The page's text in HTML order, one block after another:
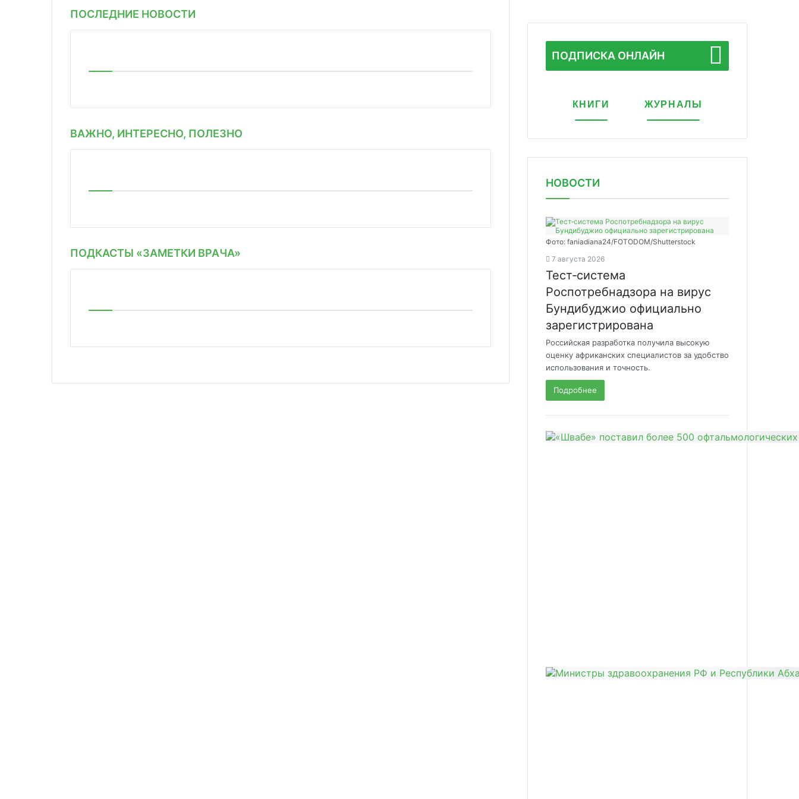
ПОСЛЕДНИЕ НОВОСТИ
ВАЖНО, ИНТЕРЕСНО, ПОЛЕЗНО
ПОДКАСТЫ «ЗАМЕТКИ ВРАЧА»
ПОДПИСКА ОНЛАЙН
КНИГИ ЖУРНАЛЫ
НОВОСТИ
Фото: faniadiana24/FOTODOM/Shutterstock
7 августа 2026
Тест‑система
Роспотребнадзора на вирус
Бундибуджио официально
зарегистрирована
Российская разработка получила высокую
оценку африканских специалистов за удобство
использования и точность.
Подробнее